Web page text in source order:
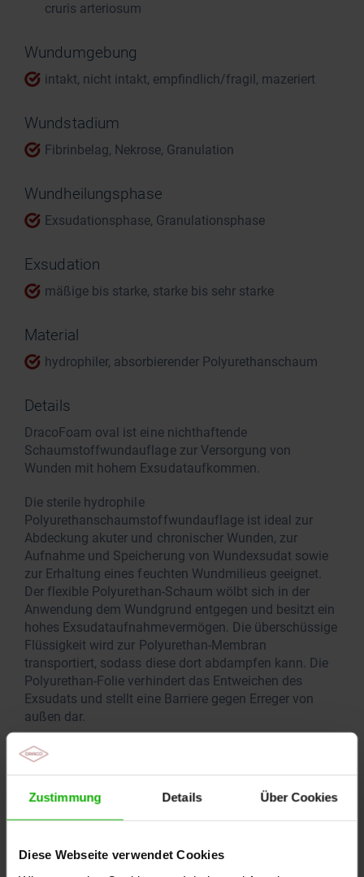
Zustimmung Details Über Cookies
Diese Webseite verwendet Cookies
cruris arteriosum
Wundumgebung
intakt, nicht intakt, empfindlich/fragil, mazeriert
Wundstadium
Fibrinbelag, Nekrose, Granulation
Wundheilungsphase
Exsudationsphase, Granulationsphase
Exsudation
mäßige bis starke, starke bis sehr starke
Material
hydrophiler, absorbierender Polyurethanschaum
Details
DracoFoam oval ist eine nichthaftende
Schaumstoffwundauflage zur Versorgung von
Wunden mit hohem Exsudataufkommen.
Die sterile hydrophile
Polyurethanschaumstoffwundauflage ist ideal zur
Abdeckung akuter und chronischer Wunden, zur
Aufnahme und Speicherung von Wundexsudat sowie
zur Erhaltung eines feuchten Wundmilieus geeignet.
Der flexible Polyurethan-Schaum wölbt sich in der
Anwendung dem Wundgrund entgegen und besitzt ein
hohes Exsudataufnahmevermögen. Die überschüssige
Flüssigkeit wird zur Polyurethan-Membran
transportiert, sodass diese dort abdampfen kann. Die
Polyurethan-Folie verhindert das Entweichen des
Exsudats und stellt eine Barriere gegen Erreger von
außen dar.
DracoFoam oval zeichnet sich durch eine gute
und Abdampfungsleistung aus. Durch die ovale Form
ist es ideal für anatomisch anspruchsvolle
Körperstellen mit komplexen Konturen, wie z.B. Ferse,